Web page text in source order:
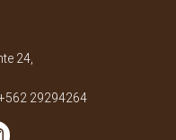
24,
29294264